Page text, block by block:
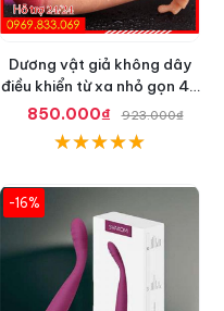
Dương vật giả không dây
điều khiển từ xa nhỏ gọn 42
độ
850.000₫ 923.000₫
-16%